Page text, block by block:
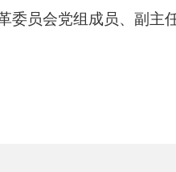
委员会党组成员、副主